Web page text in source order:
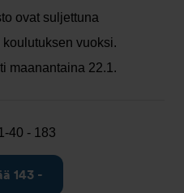
ovat suljettuna
vuoksi.
maanantaina 22.1.
40 - 183
143 -